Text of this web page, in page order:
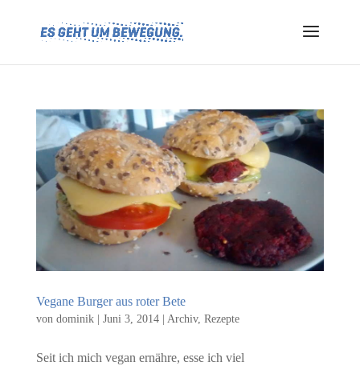
Vegane Burger aus roter Bete
von dominik| Juni 3, 2014| Archiv, Rezepte
Seit ich mich vegan ernähre, esse ich viel